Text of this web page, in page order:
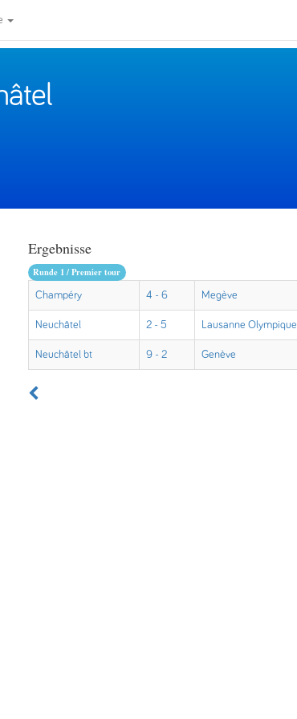
Ergebnisse
Runde 1 / Premier tour
Champéry 4 - 6 Megève
Neuchâtel 2 - 5 Lausanne Olympique
Neuchâtel bt 9 - 2 Genève